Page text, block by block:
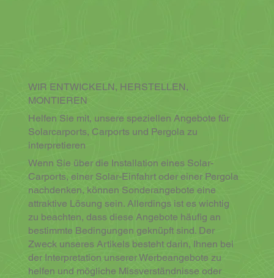
WIR ENTWICKELN, HERSTELLEN,
MONTIEREN
Helfen Sie mit, unsere speziellen Angebote für
Solarcarports, Carports und Pergola zu
interpretieren
Wenn Sie über die Installation eines Solar-
Carports, einer Solar-Einfahrt oder einer Pergola
nachdenken, können Sonderangebote eine
attraktive Lösung sein. Allerdings ist es wichtig
zu beachten, dass diese Angebote häufig an
bestimmte Bedingungen geknüpft sind. Der
Zweck unseres Artikels besteht darin, Ihnen bei
der Interpretation unserer Werbeangebote zu
helfen und mögliche Missverständnisse oder